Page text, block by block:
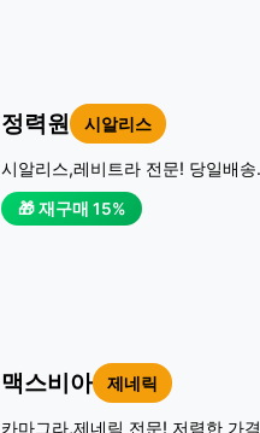
정력원 시알리스
시알리스,레비트라 전문! 당일배
🎁 재구매 15%
맥스비아 제네릭
카마그라,제네릭 전문! 저렴한 가